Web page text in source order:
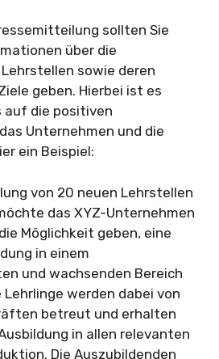
sollten Sie
über die
sowie deren
geben. Hierbei ist es
auf die positiven
Unternehmen und die
ein Beispiel:
von 20 neuen Lehrstellen
das XYZ-Unternehmen
Möglichkeit geben, eine
in einem
und wachsenden Bereich
Lehrlinge werden dabei von
betreut und erhalten
in allen relevanten
Die Auszubildenden